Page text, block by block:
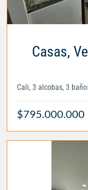
Casas,
Cali, 3 alcobas, 3
$795.000.000